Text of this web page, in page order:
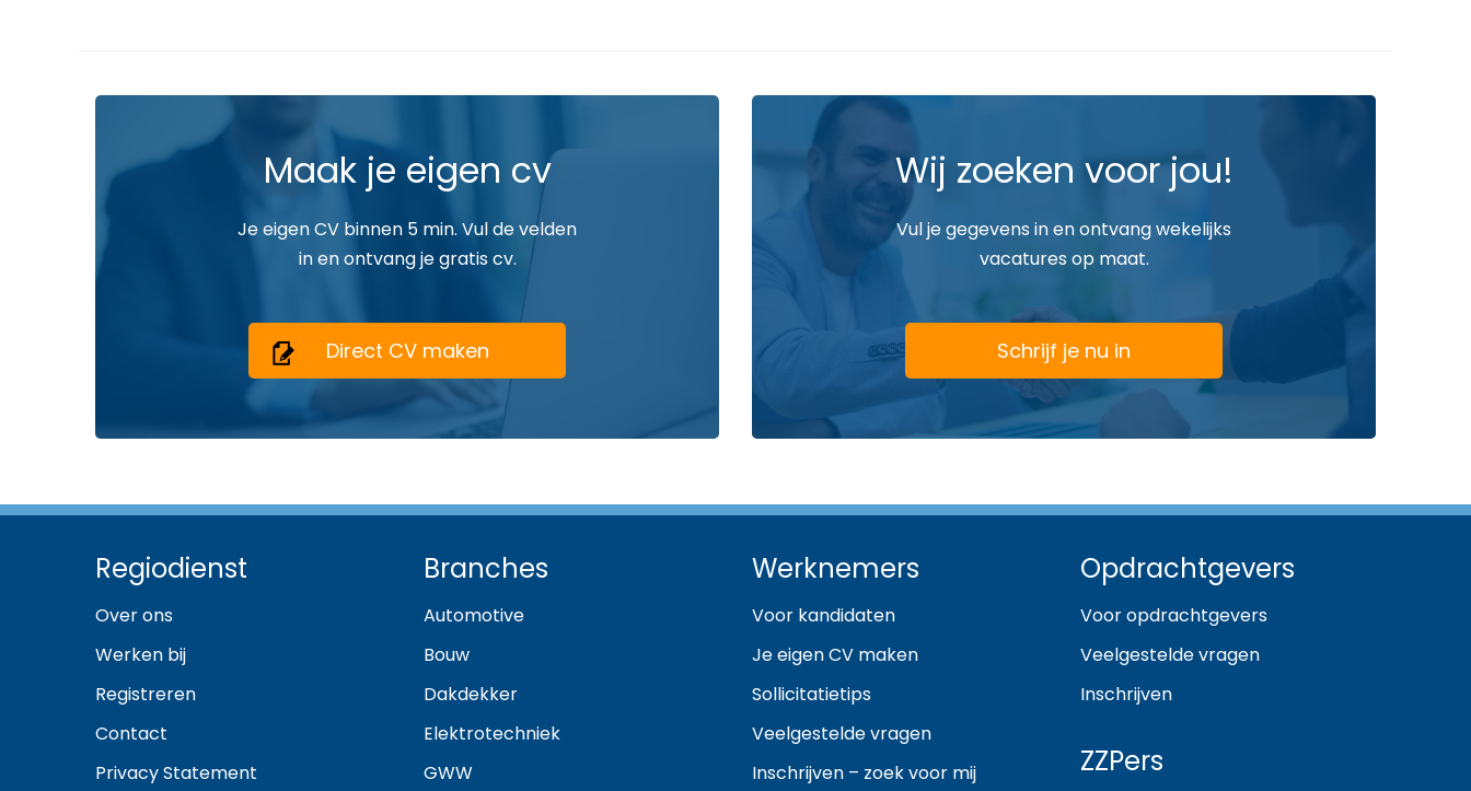
Maak je eigen cv
Je eigen CV binnen 5 min. Vul de velden
in en ontvang je gratis cv.
Direct CV maken
Wij zoeken voor jou!
Vul je gegevens in en ontvang wekelijks
vacatures op maat.
Schrijf je nu in
Regiodienst
Over ons
Werken bij
Registreren
Contact
Privacy Statement
Branches
Automotive
Bouw
Dakdekker
Elektrotechniek
GWW
Werknemers
Voor kandidaten
Je eigen CV maken
Sollicitatietips
Veelgestelde vragen
Inschrijven – zoek voor mij
Opdrachtgevers
Voor opdrachtgevers
Veelgestelde vragen
Inschrijven
ZZPers